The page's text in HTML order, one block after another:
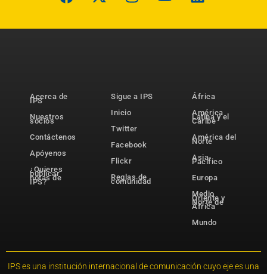
Acerca de
IPS
Nuestros
socios
Contáctenos
Apóyenos
¿Quieres
publicar
notas de
IPS?
Sigue a IPS
Inicio
Twitter
Facebook
Flickr
Reglas de
comunidad
África
América
Latina y el
Caribe
América del
Norte
Asia-
Pacífico
Europa
Medio
Oriente y
Norte de
África
Mundo
IPS es una institución internacional de comunicación cuyo eje es una